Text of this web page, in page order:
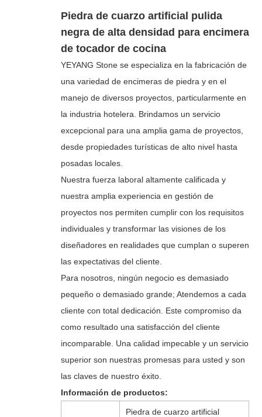
Piedra de cuarzo artificial pulida
negra de alta densidad para encimera
de tocador de cocina
YEYANG Stone se especializa en la fabricación de
una variedad de encimeras de piedra y en el
manejo de diversos proyectos, particularmente en
la industria hotelera. Brindamos un servicio
excepcional para una amplia gama de proyectos,
desde propiedades turísticas de alto nivel hasta
posadas locales.
Nuestra fuerza laboral altamente calificada y
nuestra amplia experiencia en gestión de
proyectos nos permiten cumplir con los requisitos
individuales y transformar las visiones de los
diseñadores en realidades que cumplan o superen
las expectativas del cliente.
Para nosotros, ningún negocio es demasiado
pequeño o demasiado grande; Atendemos a cada
cliente con total dedicación. Este compromiso da
como resultado una satisfacción del cliente
incomparable. Una calidad impecable y un servicio
superior son nuestras promesas para usted y son
las claves de nuestro éxito.
Información de productos:
Piedra de cuarzo artificial